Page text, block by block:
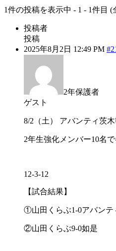
1件の投稿を表示中 - 1 - 1件目 (
投稿者
投稿
2025年8月2日 12:49 PM
2年保護者
ゲスト
8/2（土） アバンティ茨
2年生強化メンバー10名で
12-3-12
【試合結果】
①山田くらぶ1-0アバンテ
②山田くらぶ9-0如是